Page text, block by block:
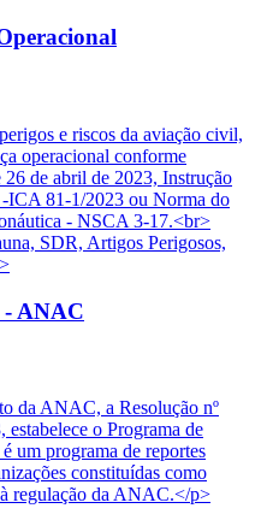
e riscos da aviação civil,
operacional conforme
de abril de 2023, Instrução
ICA 81-1/2023 ou Norma do
- NSCA 3-17.<br>
SDR, Artigos Perigosos,
- ANAC
da ANAC, a Resolução nº
estabelece o Programa de
um programa de reportes
constituídas como
regulação da ANAC.</p>